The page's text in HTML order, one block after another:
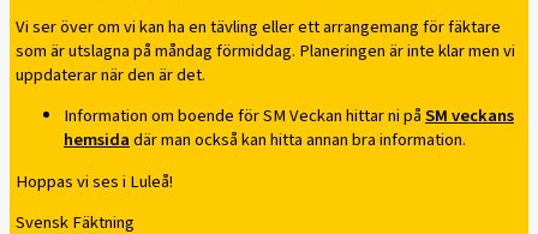
Vi ser över om vi kan ha en tävling eller ett arrangemang för fäktare
som är utslagna på måndag förmiddag. Planeringen är inte klar men vi
uppdaterar när den är det.
Information om boende för SM Veckan hittar ni påSM veckans
hemsidadär man också kan hitta annan bra information.
Hoppas vi ses i Luleå!
Svensk Fäktning